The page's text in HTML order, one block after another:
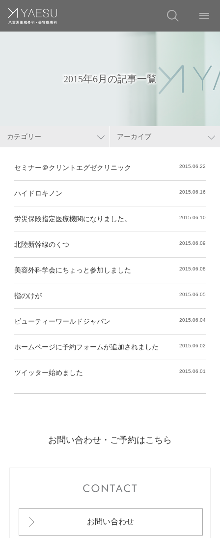
2015年6月の記事一覧
カテゴリー アーカイブ
セミナー＠クリントエグゼクリニック 2015.06.22
ハイドロキノン 2015.06.16
労災保険指定医療機関になりました。 2015.06.10
北陸新幹線のくつ 2015.06.09
美容外科学会にちょっと参加しました 2015.06.08
指のけが 2015.06.05
ビューティーワールドジャパン 2015.06.04
ホームページに予約フォームが追加されました 2015.06.02
ツイッター始めました 2015.06.01
お問い合わせ・ご予約はこちら
お問い合わせ